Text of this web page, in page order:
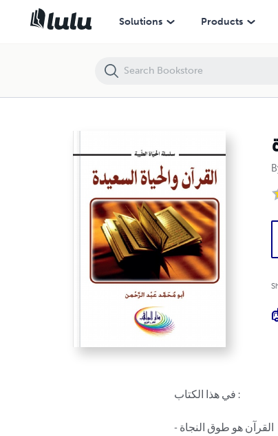
Solutions Products
في هذا الكتاب :
- القرآن هو طوق النجاة